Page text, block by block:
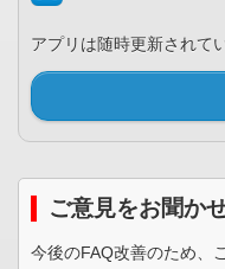
アプリは随時更新されて
ご意見をお聞か
今後のFAQ改善のため、